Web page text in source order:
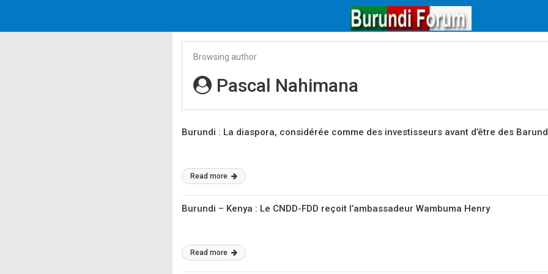
Browsing author
Pascal Nahimana
Burundi : La diaspora, considérée comme des investisseurs avant d’être des
Read more
Burundi – Kenya : Le CNDD-FDD reçoit l’ambassadeur Wambuma Henry
Read more